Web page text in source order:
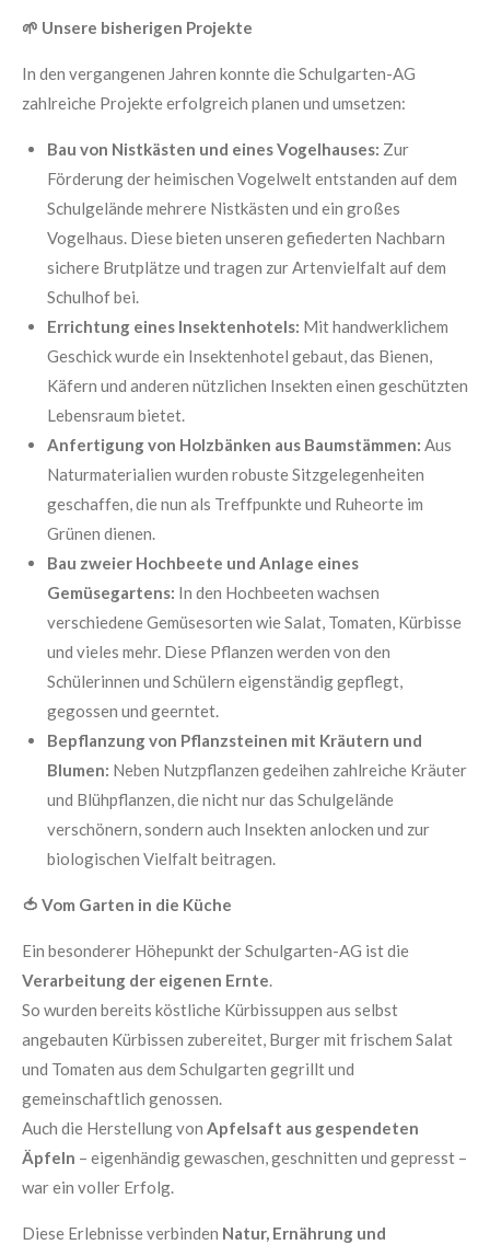
🌱 Unsere bisherigen Projekte
In den vergangenen Jahren konnte die Schulgarten-AG
zahlreiche Projekte erfolgreich planen und umsetzen:
Bau von Nistkästen und eines Vogelhauses: Zur
Förderung der heimischen Vogelwelt entstanden auf dem
Schulgelände mehrere Nistkästen und ein großes
Vogelhaus. Diese bieten unseren gefiederten Nachbarn
sichere Brutplätze und tragen zur Artenvielfalt auf dem
Schulhof bei.
Errichtung eines Insektenhotels: Mit handwerklichem
Geschick wurde ein Insektenhotel gebaut, das Bienen,
Käfern und anderen nützlichen Insekten einen geschützten
Lebensraum bietet.
Anfertigung von Holzbänken aus Baumstämmen: Aus
Naturmaterialien wurden robuste Sitzgelegenheiten
geschaffen, die nun als Treffpunkte und Ruheorte im
Grünen dienen.
Bau zweier Hochbeete und Anlage eines
Gemüsegartens: In den Hochbeeten wachsen
verschiedene Gemüsesorten wie Salat, Tomaten, Kürbisse
und vieles mehr. Diese Pflanzen werden von den
Schülerinnen und Schülern eigenständig gepflegt,
gegossen und geerntet.
Bepflanzung von Pflanzsteinen mit Kräutern und
Blumen: Neben Nutzpflanzen gedeihen zahlreiche Kräuter
und Blühpflanzen, die nicht nur das Schulgelände
verschönern, sondern auch Insekten anlocken und zur
biologischen Vielfalt beitragen.
🍅 Vom Garten in die Küche
Ein besonderer Höhepunkt der Schulgarten-AG ist die
Verarbeitung der eigenen Ernte
So wurden bereits köstliche Kürbissuppen aus selbst
angebauten Kürbissen zubereitet, Burger mit frischem Salat
und Tomaten aus dem Schulgarten gegrillt und
gemeinschaftlich genossen.
Auch die Herstellung von Apfelsaft aus gespendeten
Äpfeln – eigenhändig gewaschen, geschnitten und gepresst –
war ein voller Erfolg.
Diese Erlebnisse verbinden Natur, Ernährung und